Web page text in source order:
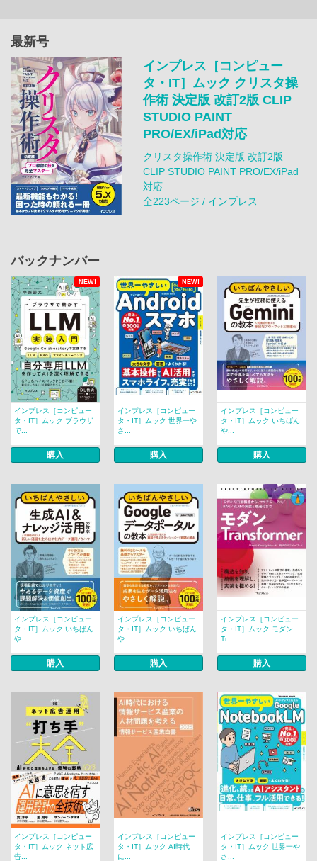
最新号
インプレス［コンピュー
タ・IT］ムック クリスタ操
作術 決定版 改訂2版 CLIP
STUDIO PAINT
PRO/EX/iPad対応
クリスタ操作術 決定版 改訂2版
CLIP STUDIO PAINT PRO/EX/iPad
対応
全223ページ / インプレス
バックナンバー
NEW! NEW!
インプレス［コンピュー
タ・IT］ムック ブラウザ
で...
購入
インプレス［コンピュー
タ・IT］ムック 世界一や
さ...
購入
インプレス［コンピュー
タ・IT］ムック いちばん
や...
購入
インプレス［コンピュー
タ・IT］ムック いちばん
や...
購入
インプレス［コンピュー
タ・IT］ムック いちばん
や...
購入
インプレス［コンピュー
タ・IT］ムック モダン
Tr...
購入
インプレス［コンピュー
タ・IT］ムック ネット広
告...
インプレス［コンピュー
タ・IT］ムック AI時代
に...
インプレス［コンピュー
タ・IT］ムック 世界一や
さ...